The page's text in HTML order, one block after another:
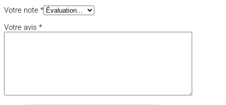
Votre note *
Votre avis *